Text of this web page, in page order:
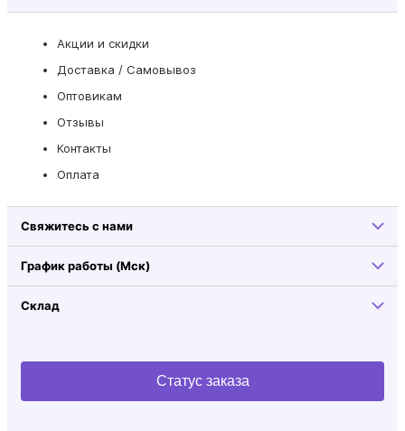
Акции и скидки
Доставка / Самовывоз
Оптовикам
Отзывы
Контакты
Оплата
Свяжитесь с нами
График работы (Мск)
Склад
Статус заказа